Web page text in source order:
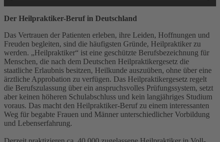
Der Heilpraktiker-Beruf in Deutschland
Das Vertrauen der Patienten erleben, ihre Leiden, Hoffnungen und
Freuden begleiten, sind die häufigsten Gründe, Heilpraktiker zu
werden. „Heilpraktiker“ ist eine geschützte Berufsbezeichnung für
Menschen, die nach dem Deutschen Heilpraktikergesetz die
staatliche Erlaubnis besitzen, Heilkunde auszuüben, ohne über eine
ärztliche Approbation zu verfügen. Das Heilpraktikergesetz regelt
die Berufszulassung über ein anspruchsvolles Prüfungssystem, setzt
aber keinen höheren Schulabschluss und kein langjähriges Studium
voraus. Das macht den Heilpraktiker-Beruf zu einem interessanten
Weg für begabte Frauen und Männer unterschiedlicher Vorbildung
und Lebenserfahrung.